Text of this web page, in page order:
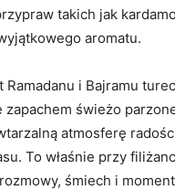
takich jak
aromatu.
Ramadanu i Bajramu
zapachem ⁣świeżo
atmosferę
To właśnie przy
śmiech i